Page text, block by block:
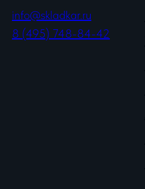
info@skladkar.ru
8 (495) 748-84-42